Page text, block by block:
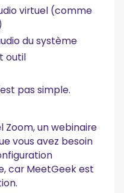
virtuel (comme
du système
outil
pas simple.
Zoom, un webinaire
vous avez besoin
car MeetGeek est